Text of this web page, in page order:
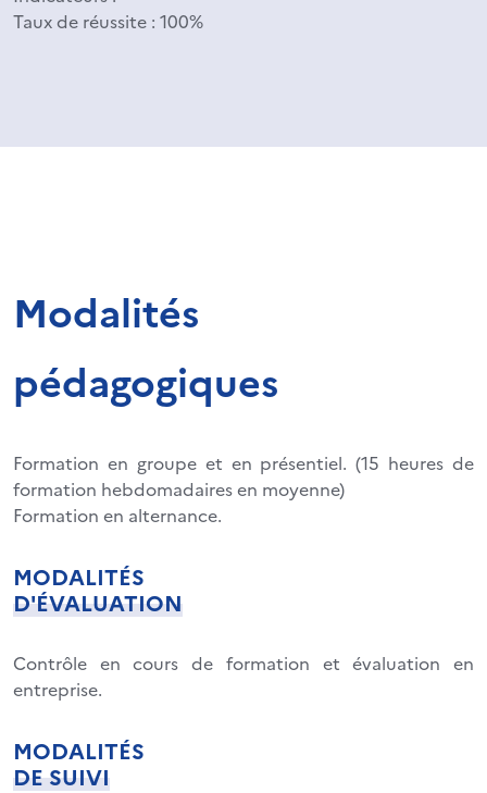
Taux de réussite : 100%
Modalités
pédagogiques
Formation en groupe et en présentiel. (15 heures de
formation hebdomadaires en moyenne)
Formation en alternance.
MODALITÉS
D'ÉVALUATION
Contrôle en cours de formation et évaluation en
entreprise.
MODALITÉS
DE SUIVI